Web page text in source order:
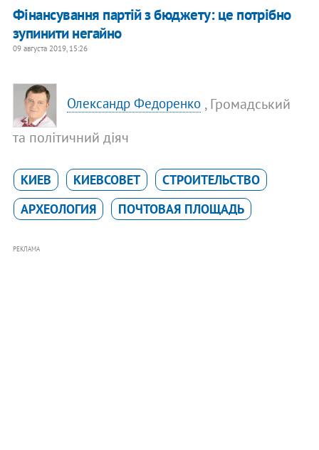
Фінансування партій з бюджету: це потрібно
зупинити негайно
09 августа 2019, 15:26
Олександр Федоренко , Громадський
та політичний діяч
КИЕВ КИЕВСОВЕТ
СТРОИТЕЛЬСТВО
АРХЕОЛОГИЯ
ПОЧТОВАЯ ПЛОЩАДЬ
РЕКЛАМА